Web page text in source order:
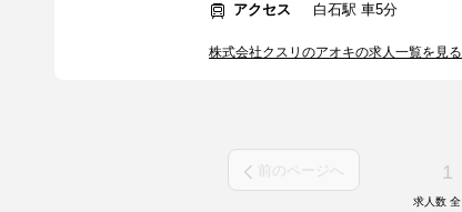
アクセス
白石駅 車5分
株式会社クスリのアオキの求人一覧を見る
前のページへ 1
求人数 全